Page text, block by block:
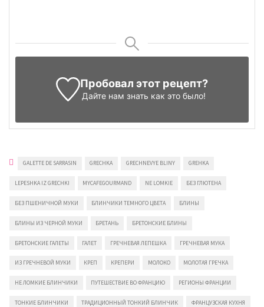
Пробовал этот рецепт?
Дайте нам знать как это было!
GALETTE DE SARRASIN GRECHKA GRECHNEVYE BLINY GREHKA
LEPESHKA IZ GRECHKI MYCAFEGOURMAND NE LOMKIE БЕЗ ГЛЮТЕНА
БЕЗ ПШЕНИЧНОЙ МУКИ БЛИНЧИКИ ТЕМНОГО ЦВЕТА БЛИНЫ
БЛИНЫ ИЗ ЧЕРНОЙ МУКИ БРЕТАНЬ БРЕТОНСКИЕ БЛИНЫ
БРЕТОНСКИЕ ГАЛЕТЫ ГАЛЕТ ГРЕЧНЕВАЯ ЛЕПЕШКА ГРЕЧНЕВАЯ МУКА
ИЗ ГРЕЧНЕВОЙ МУКИ КРЕП КРЕПЕРИ МОЛОКО МОЛОТАЯ ГРЕЧКА
НЕ ЛОМКИЕ БЛИНЧИКИ ПУТЕШЕСТВИЕ ВО ФРАНЦИЮ РЕГИОНЫ ФРАНЦИИ
ТОНКИЕ БЛИНЧИКИ ТРАДИЦИОННЫЙ ТОНКИЙ БЛИНЧИК ФРАНЦУЗСКАЯ КУХНЯ